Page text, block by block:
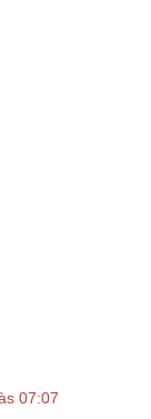
07:07